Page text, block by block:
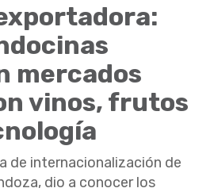
mercados
vinos, frutos
de internacionalización de
dio a conocer los